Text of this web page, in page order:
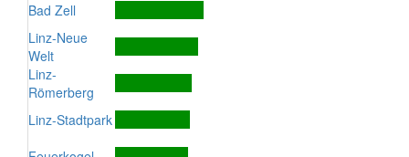
Bad Zell
Linz-Neue
Welt
Linz-
Römerberg
Linz-Stadtpark